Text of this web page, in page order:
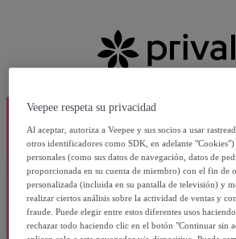
Veepee respeta su privacidad
Al aceptar, autoriza a Veepee y sus socios a usar
otros identificadores como SDK, en adelante "Cookies")
personales (como sus datos de navegación, datos de
proporcionada en su cuenta de miembro) con el fin de
personalizada (incluida en su pantalla de televisión) y
realizar ciertos análisis sobre la actividad de ventas y
fraude. Puede elegir entre estos diferentes usos
rechazar todo haciendo clic en el botón "Continuar sin